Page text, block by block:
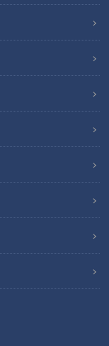
場で練習 卒業生には
が次なる逸材に出会